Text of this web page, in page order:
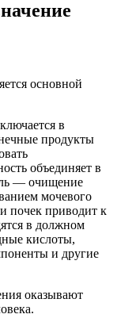
основной
в
продукты
объединяет в
— очищение
мочевого
почек приводит к
в должном
кислоты,
и другие
оказывают